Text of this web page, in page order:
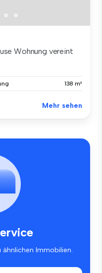
Wohnung vereint
138 m²
Mehr sehen
ähnlichen Immobilien.